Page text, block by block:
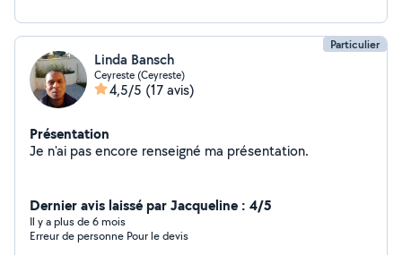
Particulier
Linda Bansch
Ceyreste (Ceyreste)
4,5/5 (17 avis)
Présentation
Je n'ai pas encore renseigné ma présentation.
Dernier avis laissé par Jacqueline : 4/5
Il y a plus de 6 mois
Erreur de personne Pour le devis